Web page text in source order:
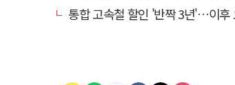
통합 고속철 할인 '반짝 3년'…이후